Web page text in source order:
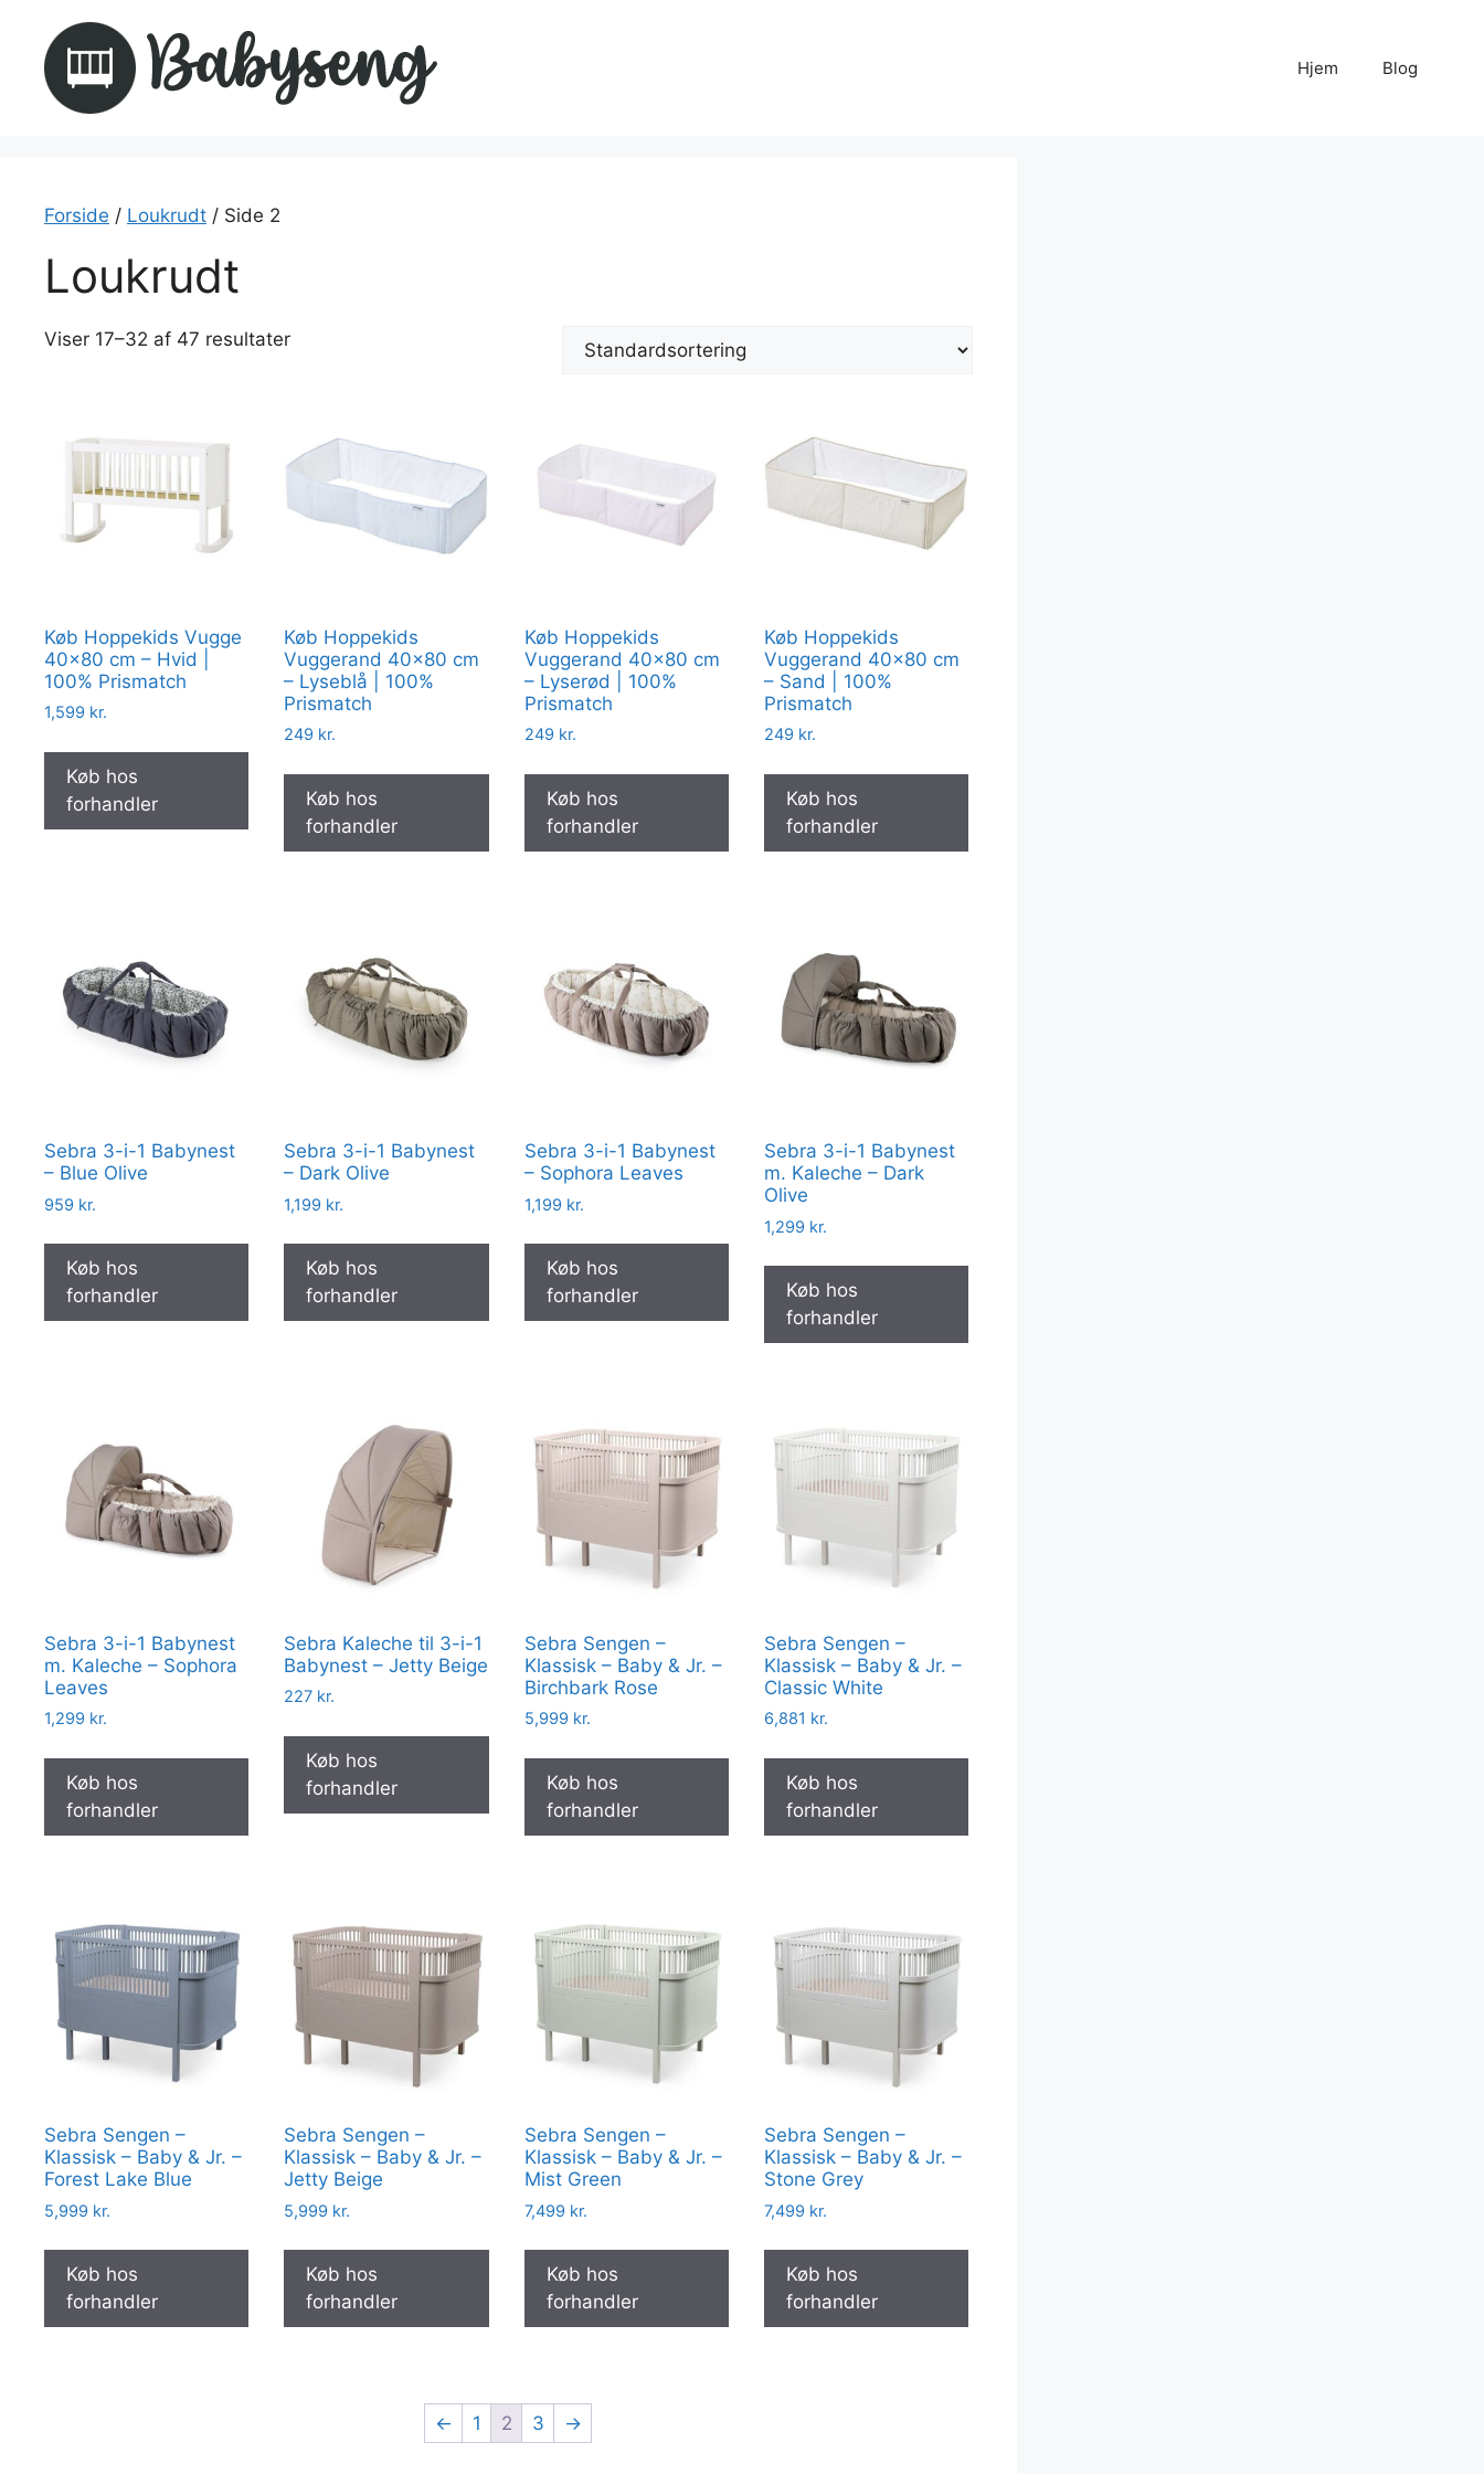
indhold
Hjem Blog
Forside / Loukrudt / Side 2
Loukrudt
Viser 17–32 af 47 resultater
Køb Hoppekids Vugge
40×80 cm – Hvid |
100% Prismatch
1,599 kr.
Køb hos
forhandler
Køb Hoppekids
Vuggerand 40×80 cm
– Lyseblå | 100%
Prismatch
249 kr.
Køb hos
forhandler
Køb Hoppekids
Vuggerand 40×80 cm
– Lyserød | 100%
Prismatch
249 kr.
Køb hos
forhandler
Køb Hoppekids
Vuggerand 40×80 cm
– Sand | 100%
Prismatch
249 kr.
Køb hos
forhandler
Sebra 3-i-1 Babynest
– Blue Olive
959 kr.
Køb hos
forhandler
Sebra 3-i-1 Babynest
– Dark Olive
1,199 kr.
Køb hos
forhandler
Sebra 3-i-1 Babynest
– Sophora Leaves
1,199 kr.
Køb hos
forhandler
Sebra 3-i-1 Babynest
m. Kaleche – Dark
Olive
1,299 kr.
Køb hos
forhandler
Sebra 3-i-1 Babynest
m. Kaleche – Sophora
Leaves
1,299 kr.
Køb hos
forhandler
Sebra Kaleche til 3-i-1
Babynest – Jetty Beige
227 kr.
Køb hos
forhandler
Sebra Sengen –
Klassisk – Baby & Jr. –
Birchbark Rose
5,999 kr.
Køb hos
forhandler
Sebra Sengen –
Klassisk – Baby & Jr. –
Classic White
6,881 kr.
Køb hos
forhandler
Sebra Sengen –
Klassisk – Baby & Jr. –
Forest Lake Blue
5,999 kr.
Køb hos
forhandler
Sebra Sengen –
Klassisk – Baby & Jr. –
Jetty Beige
5,999 kr.
Køb hos
forhandler
Sebra Sengen –
Klassisk – Baby & Jr. –
Mist Green
7,499 kr.
Køb hos
forhandler
Sebra Sengen –
Klassisk – Baby & Jr. –
Stone Grey
7,499 kr.
Køb hos
forhandler
← 1 2 3 →